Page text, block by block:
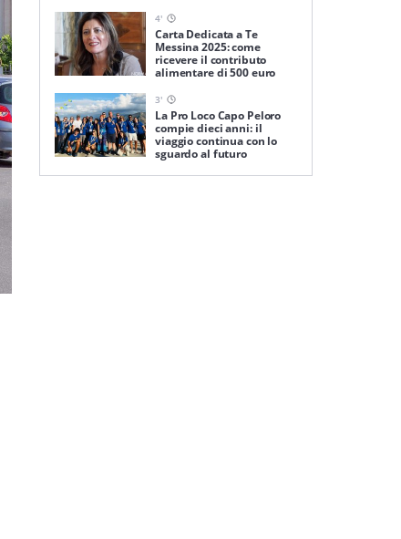
4'
Carta Dedicata a Te
Messina 2025: come
ricevere il contributo
alimentare di 500 euro
3'
La Pro Loco Capo Peloro
compie dieci anni: il
viaggio continua con lo
sguardo al futuro